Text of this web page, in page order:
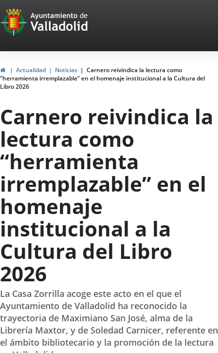
Portal
Web
del
Ayuntamiento
de
Valladolid
HomeActualidad Noticias
Carnero reivindica la lectura como
“herramienta irremplazable” en el homenaje institucional a la Cultura del
Libro 2026
Carnero reivindica la
lectura como
“herramienta
irremplazable” en el
homenaje
institucional a la
Cultura del Libro
2026
La Casa Zorrilla acoge este acto en el que el
Ayuntamiento de Valladolid ha reconocido la
trayectoria de Maximiano San José, alma de la
Librería Maxtor, y de Soledad Carnicer, referente en
el ámbito bibliotecario y la promoción de la lectura